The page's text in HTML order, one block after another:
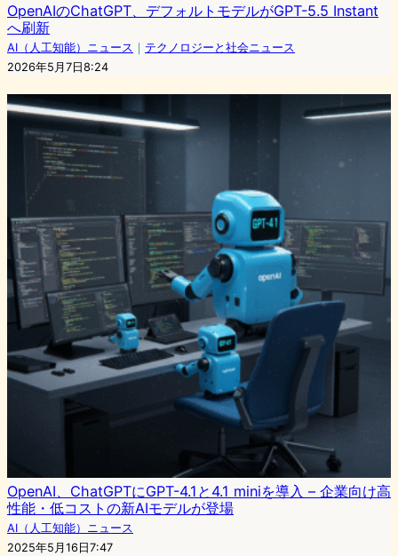
OpenAIのChatGPT、デフォルトモデルがGPT-5.5 Instant
へ刷新
AI（人工知能）ニュース ｜ テクノロジーと社会ニュース
2026年5月7日8:24
OpenAI、ChatGPTにGPT-4.1と4.1 miniを導入 – 企業向け高
性能・低コストの新AIモデルが登場
AI（人工知能）ニュース
2025年5月16日7:47